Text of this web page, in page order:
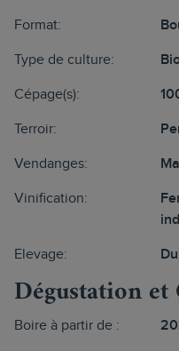
Format:
Type de culture:
Cépage(s):
Terroir:
Vendanges:
Vinification:
Elevage:
Dégustation et
Boire à partir de :